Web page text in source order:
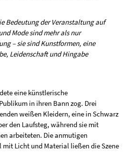
Bedeutung der Veranstaltung auf
Mode sind mehr als nur
– sie sind Kunstformen, eine
Leidenschaft und Hingabe
eine künstlerische
in ihren Bann zog. Drei
weißen Kleidern, eine in Schwarz
den Laufsteg, während sie mit
arbeiteten. Die anmutigen
mit Licht und Material ließen die Szene